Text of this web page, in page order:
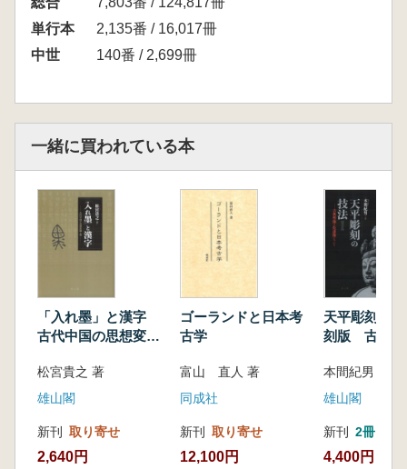
単行本
2,135番 / 16,017冊
中世
140番 / 2,699冊
一緒に買われている本
「入れ墨」と漢字
古代中国の思想変貌
松宮貴之 著
雄山閣
新刊 取り寄せ
2,640円
ゴーランドと日本考
古学
富山 直人 著
同成社
新刊 取り寄せ
12,100円
天平彫刻の
刻版 古典塑
本間紀男 著
雄山閣
新刊 2冊
4,400円